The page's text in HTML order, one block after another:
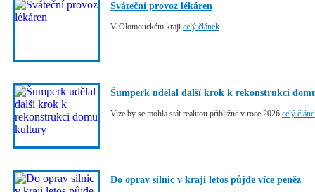
Sváteční provoz lékáren
V Olomouckém kraji celý článek
Šumperk udělal další krok k rekonstrukci
Vize by se mohla stát realitou přibližně v roce 2026 celý
Do oprav silnic v kraji letos půjde více peněz